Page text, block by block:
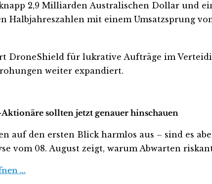
2,9 Milliarden Australischen Dollar und
Halbjahreszahlen mit einem Umsatzsprung
DroneShield für lukrative Aufträge im
weiter expandiert.
sollten jetzt genauer hinschauen
auf den ersten Blick harmlos aus – sind es
vom 08. August zeigt, warum Abwarten
…